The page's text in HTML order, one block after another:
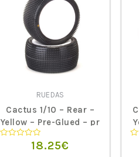
RUEDAS
Cactus 1/10 – Rear –
Yellow – Pre-Glued – pr
18.25€